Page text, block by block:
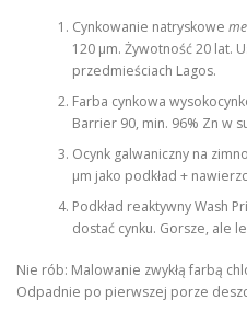
Cynkowanie natryskowe
120 µm. Żywotność 20 lat.
przedmieściach Lagos.
Farba cynkowa
Barrier 90, min. 96% Zn w
Ocynk galwaniczny na
µm jako podkład +
Podkład reaktywny Wash
dostać cynku. Gorsze, ale
Nie rób: Malowanie zwykłą farbą
Odpadnie po pierwszej porze